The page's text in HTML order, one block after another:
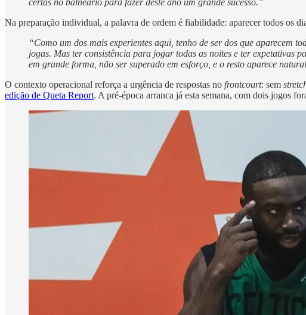
Na preparação individual, a palavra de ordem é fiabilidade: aparecer todos os
“Como um dos mais experientes aqui, tenho de ser dos que aparecem
jogas. Mas ter consistência para jogar todas as noites e ter expetativas
em grande forma, não ser superado em esforço, e o resto aparece
O contexto operacional reforça a urgência de respostas no frontcourt: sem
edição de Queta Report. A pré-época arranca já esta semana, com dois jogos